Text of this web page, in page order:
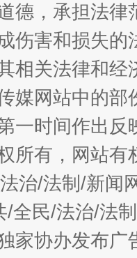
生
"炒
德，承担法
伤害和损失
相关法律和
媒网站中的
一时间作出
所有，网站
治/法制/新闻
/全民/法治/法
家协办发布